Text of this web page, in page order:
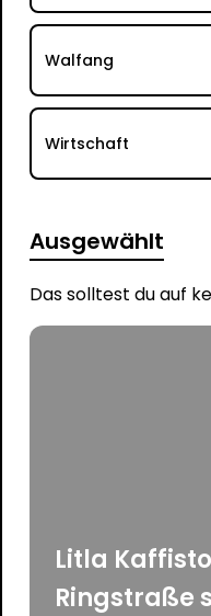
Walfang
Wirtschaft
Ausgewählt
Das solltest du auf
Litla
Ringstraße